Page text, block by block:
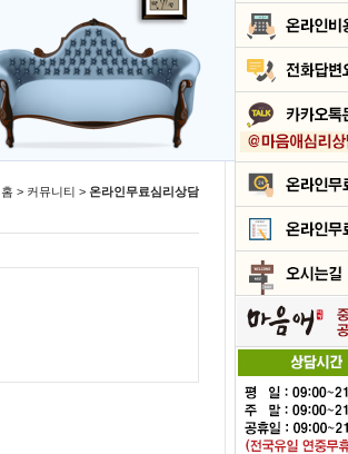
홈 > 커뮤니티 > 온라인무료심리상담